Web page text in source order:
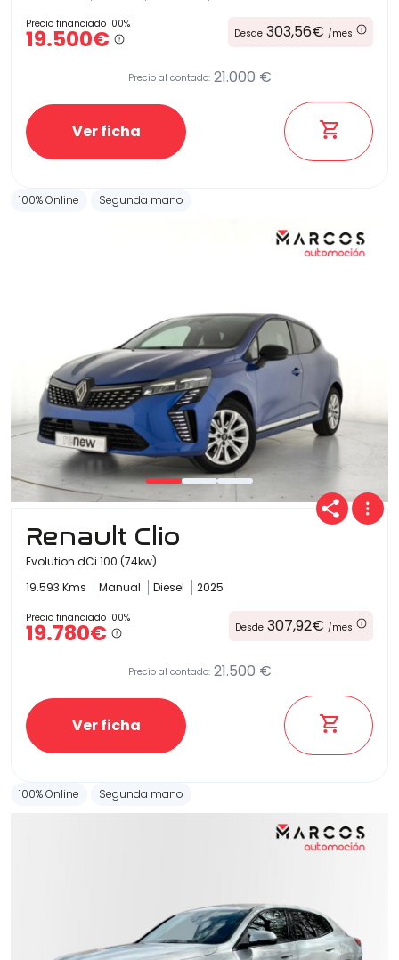
Precio financiado 100%
19.500€ Desde 303,56€ /mes
Precio al contado: 21.000 €
Ver ficha
100% Online Segunda mano
Renault Clio
Evolution dCi 100 (74kw)
19.593 Kms
Manual Diesel 2025
Precio financiado 100%
19.780€ Desde 307,92€ /mes
Precio al contado: 21.500 €
Ver ficha
100% Online Segunda mano